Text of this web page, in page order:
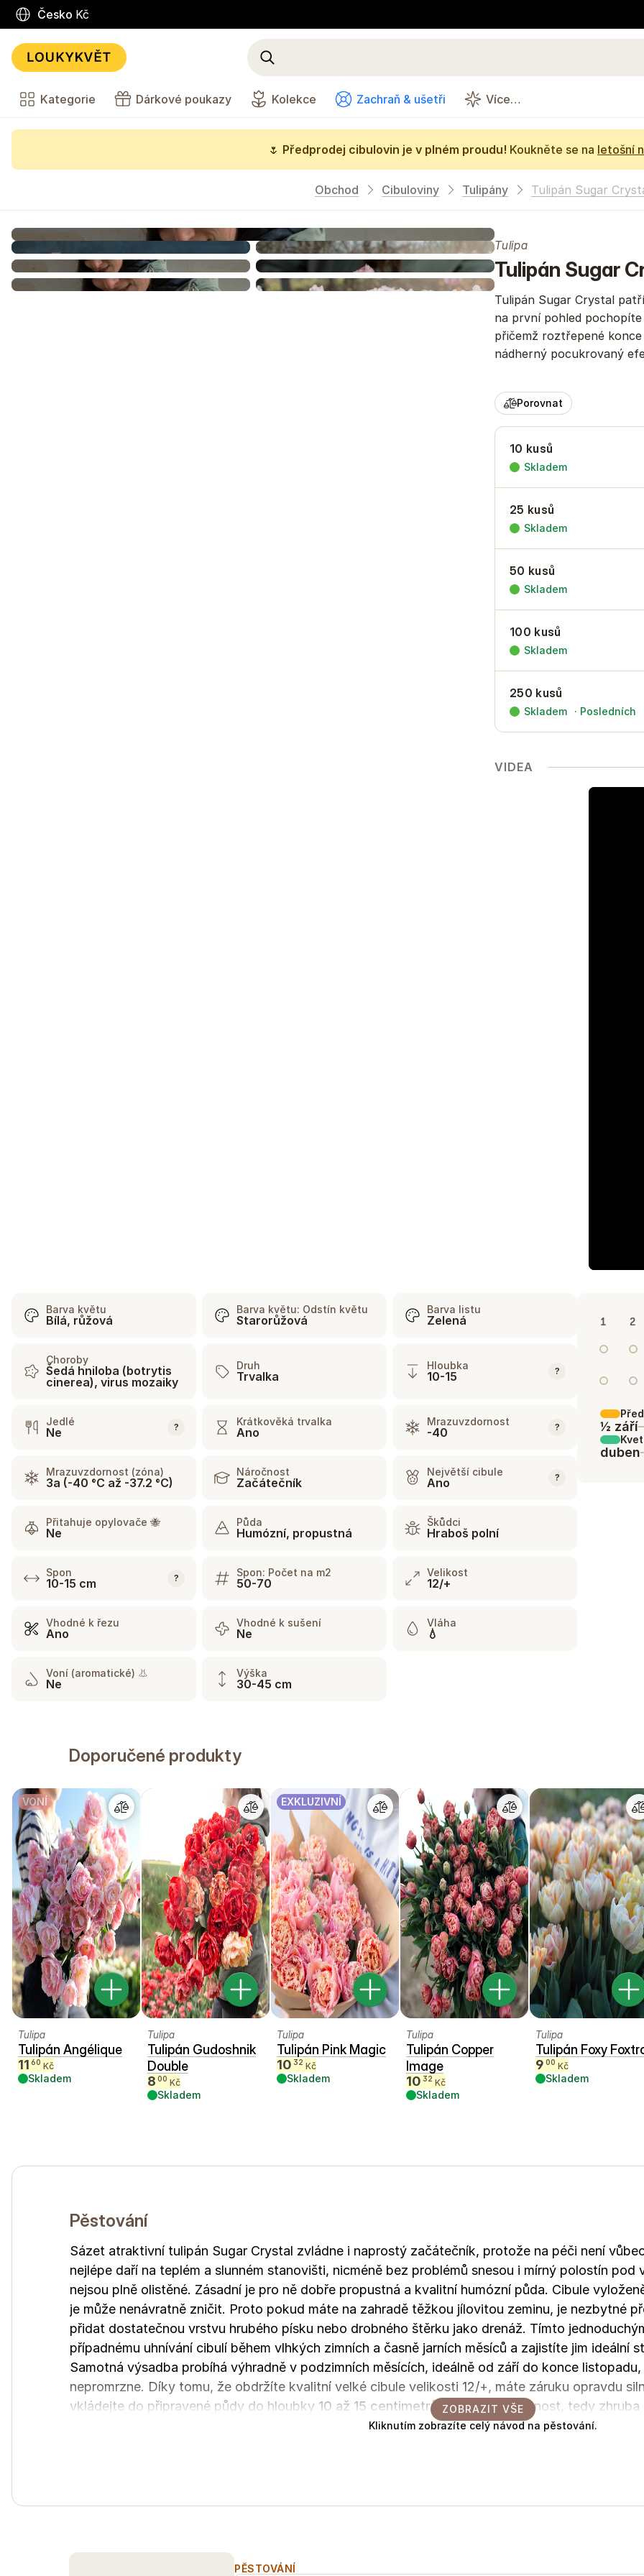
Česko Kč
Kategorie Dárkové poukazy Kolekce Zachraň & ušetři Více…
🌷 Předprodej cibulovin je v plném proudu! Koukněte se na letošní
Obchod Cibuloviny Tulipány Tulipán Sugar
Tulipa
Tulipán Sugar
Tulipán Sugar Crystal
na první pohled
přičemž roztřepené
nádherný pocukrovaný
Porovnat
10 kusů
Skladem
25 kusů
Skladem
50 kusů
Skladem
100 kusů
Skladem
250 kusů
Skladem · Posledních
VIDEA
Barva květu
Bílá, růžová
Barva květu: Odstín květu
Starorůžová
Barva listu
Zelená
Choroby
Šedá hniloba (botrytis
cinerea), virus mozaiky
Druh
Trvalka
Hloubka
10-15 ?
Jedlé
Ne ? Krátkověká trvalka
Ano
Mrazuvzdornost
-40 ?
Mrazuvzdornost (zóna)
3a (-40 °C až -37.2 °C)
Náročnost
Začátečník
Největší cibule
Ano ?
Přitahuje opylovače 🐝
Ne
Půda
Humózní, propustná
Škůdci
Hraboš polní
Spon
10-15 cm ? Spon: Počet na m2
50-70
Velikost
12/+
Vhodné k řezu
Ano
Vhodné k sušení
Ne
Vláha
💧
Voní (aromatické) 👃
Ne
Výška
30-45 cm
1 2
½ září
duben
Doporučené produkty
VONÍ
Tulipa
Tulipán Angélique
11 60 Kč
Skladem
Tulipa
Tulipán Gudoshnik
Double
8 00 Kč
Skladem
EXKLUZIVNÍ
Tulipa
Tulipán Pink Magic
10 32 Kč
Skladem
Tulipa
Tulipán Copper
Image
10 32 Kč
Skladem
Tulipa
Tulipán Foxy
9 00 Kč
Skladem
Pěstování
Sázet atraktivní tulipán Sugar Crystal zvládne i naprostý začátečník, protože na péči není
nejlépe daří na teplém a slunném stanovišti, nicméně bez problémů snesou i mírný polostín
nejsou plně olistěné. Zásadní je pro ně dobře propustná a kvalitní humózní půda. Cibule
je může nenávratně zničit. Proto pokud máte na zahradě těžkou jílovitou zeminu, je nezbytné
přidat dostatečnou vrstvu hrubého písku nebo drobného štěrku jako drenáž. Tímto
případnému uhnívání cibulí během vlhkých zimních a časně jarních měsíců a zajistíte jim ideální
Samotná výsadba probíhá výhradně v podzimních měsících, ideálně od září do konce
nepromrzne. Díky tomu, že obdržíte kvalitní velké cibule velikosti 12/+, máte záruku opravdu
vkládejte do připravené půdy do hloubky 10 až 15 centimetrů . Stejnou vzdálenost, tedy zhruba
také jako rozestup mezi jednotlivými rostlinami. Aby tyto plnokvěté tulipány ve vaší jarní
suchá. Tento nádherný druh dorůstá do výšky30 až 45 centimetrůa tvoří velmi pevné stonky,
důležitému procesu stáhnou zpět všechny potřebné živiny pro úspěšný růst v další sezóně.
ZOBRAZIT VŠE
Kliknutím zobrazíte celý návod na pěstování.
PĚSTOVÁNÍ